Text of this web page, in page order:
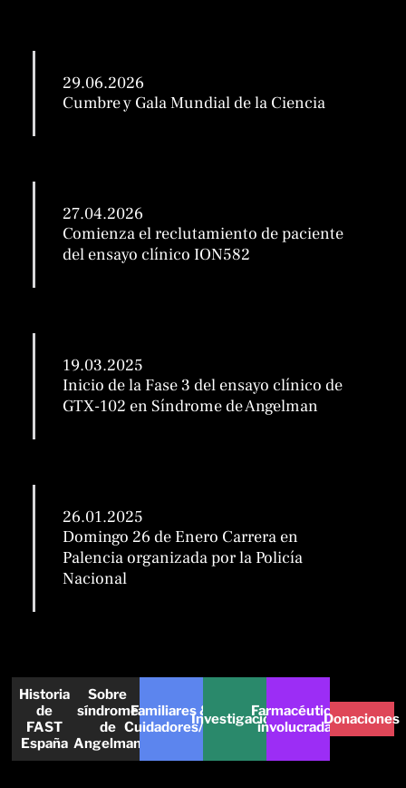
29.06.2026
Cumbre y Gala Mundial de la Ciencia
27.04.2026
Comienza el reclutamiento de paciente
del ensayo clínico ION582
19.03.2025
Inicio de la Fase 3 del ensayo clínico de
GTX-102 en Síndrome de Angelman
26.01.2025
Domingo 26 de Enero Carrera en
Palencia organizada por la Policía
Nacional
Historia
de
FAST
España
Sobre
síndrome
de
Angelman
Familiares &
Cuidadores/asInvestigaciónFarmacéuticas
involucradasDonaciones